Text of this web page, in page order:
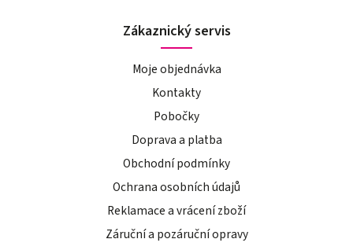
Zákaznický servis
Moje objednávka
Kontakty
Pobočky
Doprava a platba
Obchodní podmínky
Ochrana osobních údajů
Reklamace a vrácení zboží
Záruční a pozáruční opravy